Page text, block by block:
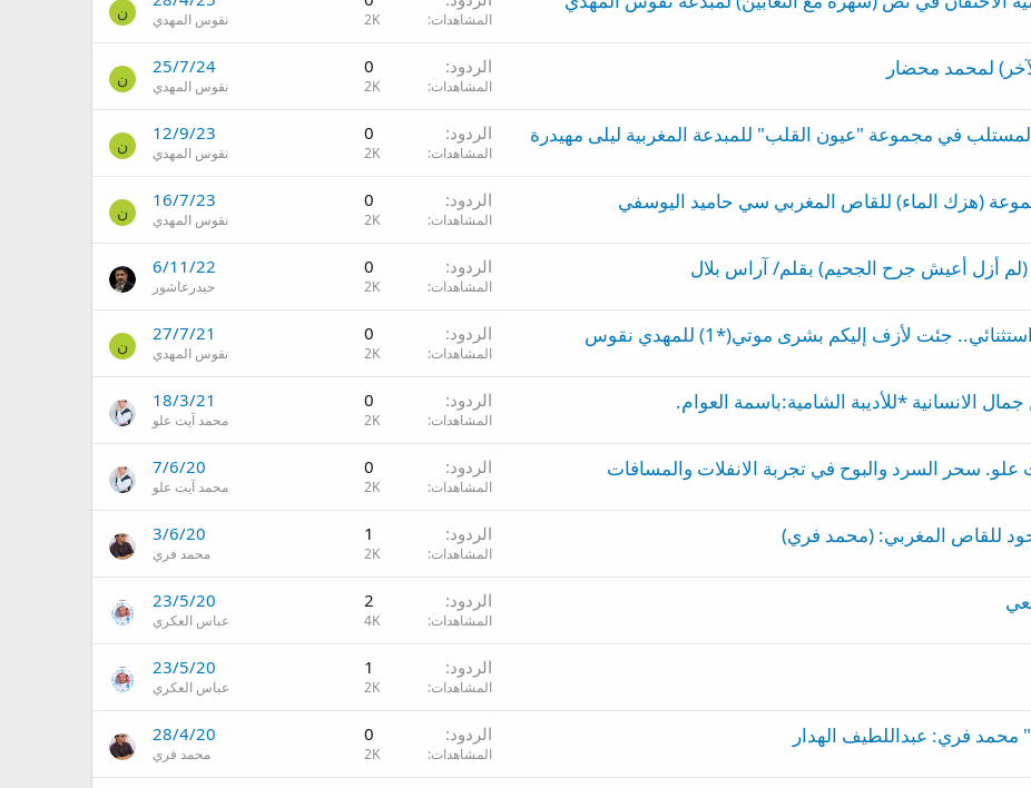
المشاهدات 2K نقوس المهدي ن
لمحمد محضار الردود 0
المشاهدات 2K
25/7/24
نقوس المهدي ن
في مجموعة "عيون القلب" للمبدعة المغربية ليلى مهيدرة الردود 0
المشاهدات 2K
12/9/23
نقوس المهدي ن
(هزك الماء) للقاص المغربي سي حاميد اليوسفي الردود 0
المشاهدات 2K
16/7/23
نقوس المهدي ن
أزل أعيش جرح الجحيم) بقلم/ آراس بلال الردود 0
المشاهدات 2K
6/11/22
حيدرعاشور
جئت لأزف إليكم بشرى موتي(*1) للمهدي نقوس الردود 0
المشاهدات 2K
27/7/21
نقوس المهدي ن
الانسانية *للأديبة الشامية:باسمة العوام. الردود 0
المشاهدات 2K
18/3/21
محمد آيت علو
سحر السرد والبوح في تجربة الانفلات والمسافات الردود 0
المشاهدات 2K
7/6/20
محمد آيت علو
للقاص المغربي: (محمد فري) الردود 1
المشاهدات 2K
3/6/20
محمد فري
الردود 2
المشاهدات 4K
23/5/20
عباس العكري
الردود 1
المشاهدات 2K
23/5/20
عباس العكري
محمد فري: عبداللطيف الهدار الردود 0
المشاهدات 2K
28/4/20
محمد فري